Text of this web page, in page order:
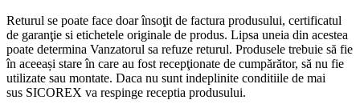
Returul se poate face doar însoţit de factura produsului, certificatul
de garanţie si etichetele originale de produs. Lipsa uneia din acestea
poate determina Vanzatorul sa refuze returul. Produsele trebuie să fie
în aceeași stare în care au fost recepţionate de cumpărător, să nu fie
utilizate sau montate. Daca nu sunt indeplinite conditiile de mai
sus SICOREX va respinge receptia produsului.